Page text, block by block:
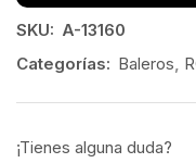
SKU: A-13160
Categorías: Baleros,
¡Tienes alguna duda?